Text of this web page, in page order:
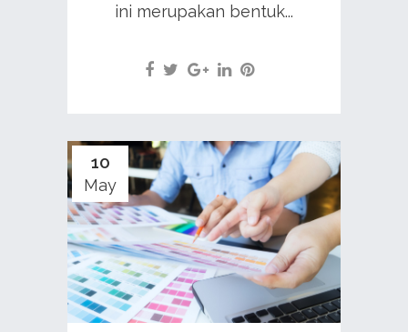
ini merupakan bentuk...
10
May